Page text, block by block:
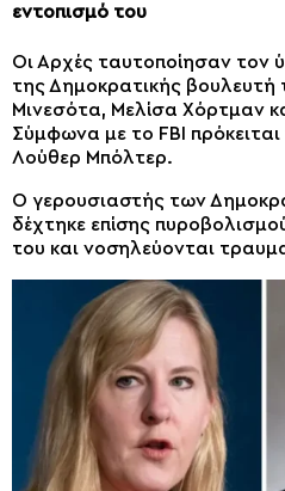
εντοπισμό του
Οι Αρχές ταυτοποίησαν τον
της Δημοκρατικής βουλευτή
Μινεσότα, Μελίσα Χόρτμαν
Σύμφωνα με το FBI
Λούθερ Μπόλτερ.
Ο γερουσιαστής των
δέχτηκε επίσης
του και νοσηλεύονται